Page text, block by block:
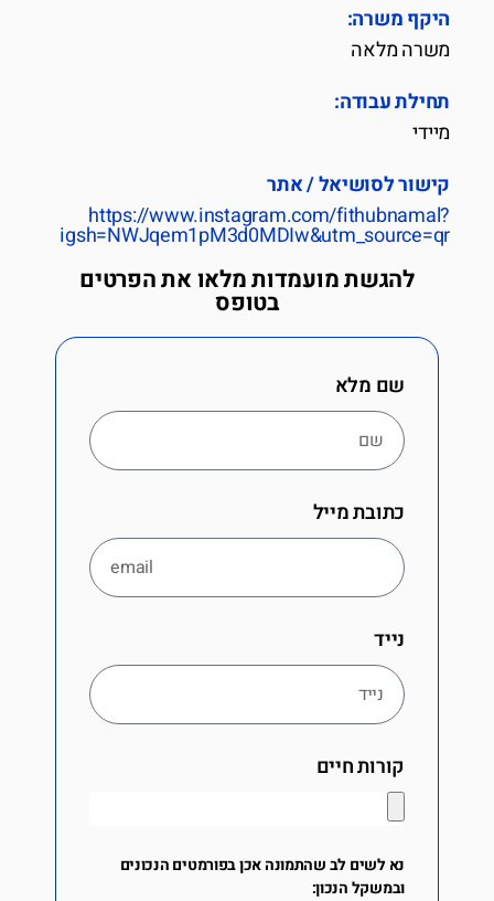
היקף משרה:
משרה מלאה
תחילת עבודה:
מיידי
קישור לסושיאל / אתר
https://www.instagram.com/fithubnamal?
igsh=NWJqem1pM3d0MDIw&utm_source=qr
להגשת מועמדות מלאו את הפרטים
בטופס
שם מלא
כתובת מייל
נייד
קורות חיים
נא לשים לב שהתמונה אכן בפורמטים הנכונים
ובמשקל הנכון: